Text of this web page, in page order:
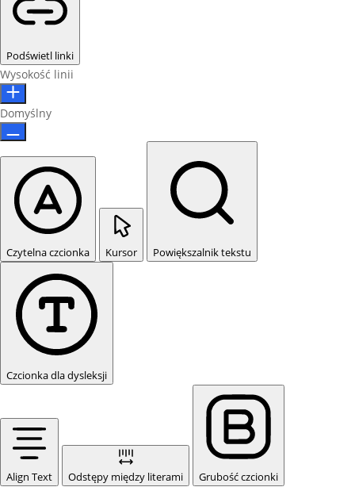
Podświetl linki
Wysokość linii
Domyślny
Czytelna czcionka Kursor Powiększalnik tekstu
Czcionka dla dysleksji
Align Text Odstępy między literami Grubość czcionki